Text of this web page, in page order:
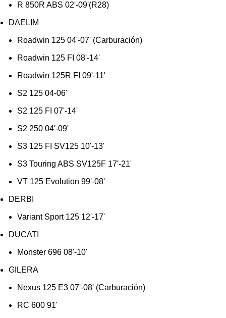
R 850R ABS 02'-09'(R28)
DAELIM
Roadwin 125 04'-07' (Carburación)
Roadwin 125 FI 08'-14'
Roadwin 125R FI 09'-11'
S2 125 04-06'
S2 125 FI 07'-14'
S2 250 04'-09'
S3 125 FI SV125 10'-13'
S3 Touring ABS SV125F 17'-21'
VT 125 Evolution 99'-08'
DERBI
Variant Sport 125 12'-17'
DUCATI
Monster 696 08'-10'
GILERA
Nexus 125 E3 07'-08' (Carburación)
RC 600 91'